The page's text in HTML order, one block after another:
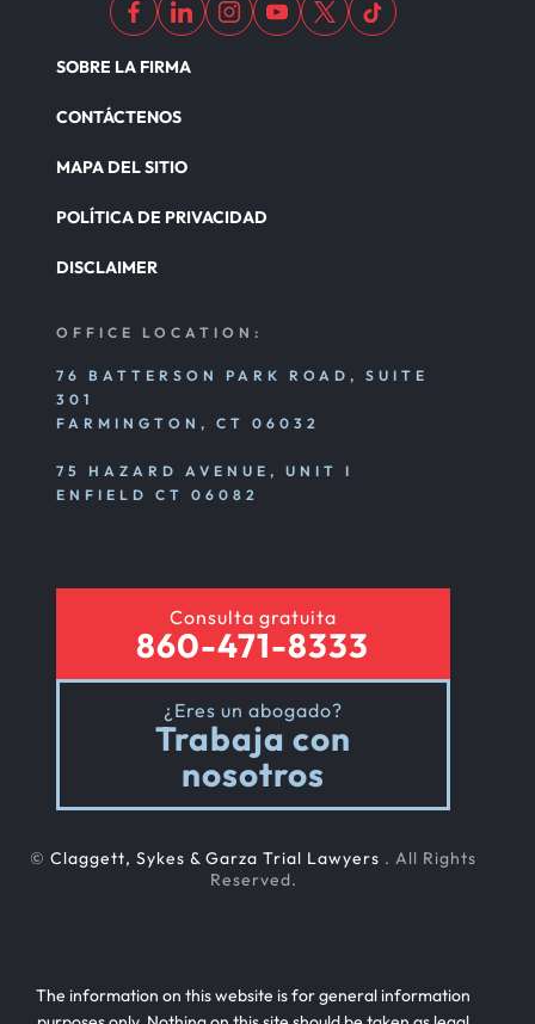
SOBRE LA FIRMA
CONTÁCTENOS
MAPA DEL SITIO
POLÍTICA DE PRIVACIDAD
DISCLAIMER
OFFICE LOCATION:
76 BATTERSON PARK ROAD, SUITE
301
FARMINGTON, CT 06032
75 HAZARD AVENUE, UNIT I
ENFIELD CT 06082
Consulta gratuita
860-471-8333
¿Eres un abogado?
Trabaja con
nosotros
© Claggett, Sykes & Garza Trial Lawyers . All Rights
Reserved.
The information on this website is for general information